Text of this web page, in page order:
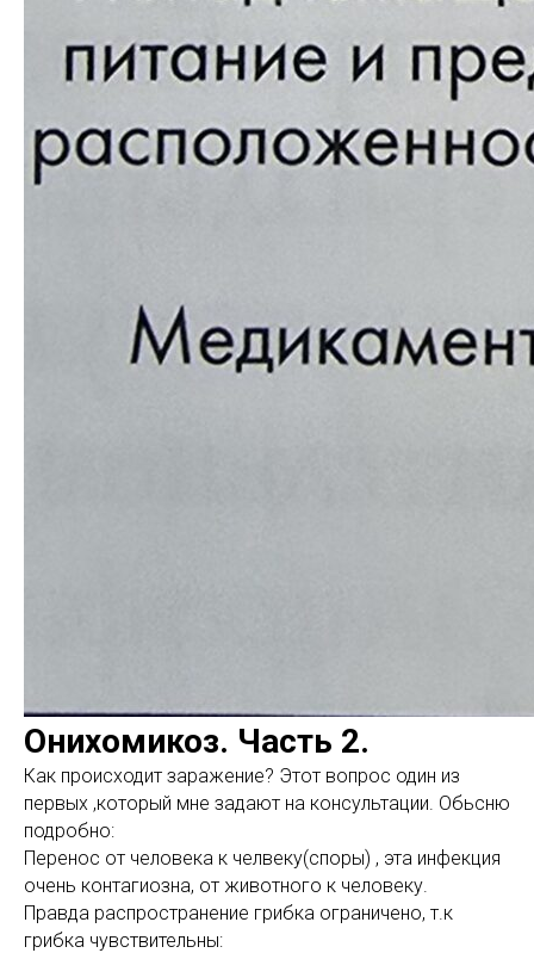
Онихомикоз. Часть 2.
Как происходит заражение? Этот вопрос один из
первых ,который мне задают на консультации. Обьсню
подробно:
Перенос от человека к челвеку(споры) , эта инфекция
очень контагиозна, от животного к человеку.
Правда распространение грибка ограничено, т.к
грибка чувствительны: